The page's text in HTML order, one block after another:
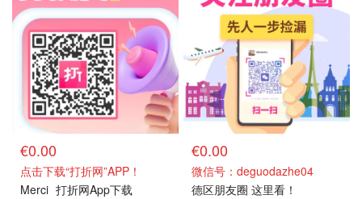
€0.00
点击下载“打折网”APP！
Merci 打折网App下载
€0.00
微信号：deguodazhe04
德区朋友圈 这里看！